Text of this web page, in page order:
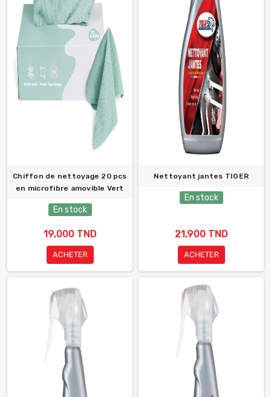
Chiffon de nettoyage 20 pcs
en microfibre amovible Vert
En stock
19,000 TND
ACHETER
Nettoyant jantes TIGER
En stock
21,900 TND
ACHETER